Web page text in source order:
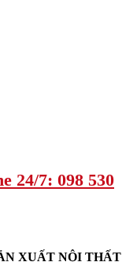
24/7: 098 530
XUẤT NỘI THẤT